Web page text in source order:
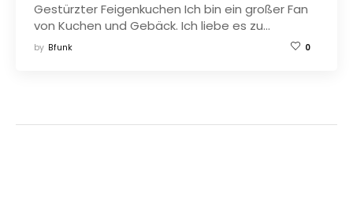
Gestürzter Feigenkuchen Ich bin ein großer Fan
von Kuchen und Gebäck. Ich liebe es zu…
by Bfunk 0